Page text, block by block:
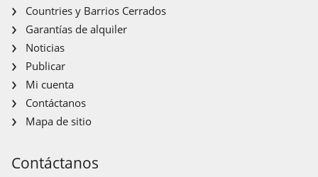
Countries y Barrios Cerrados
Garantías de alquiler
Noticias
Publicar
Mi cuenta
Contáctanos
Mapa de sitio
Contáctanos